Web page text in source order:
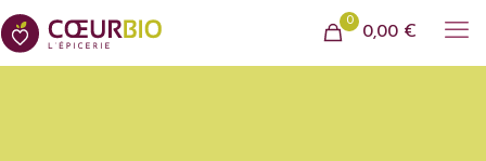
0
0,00 €